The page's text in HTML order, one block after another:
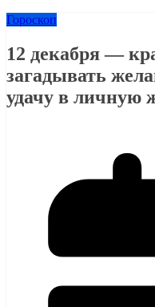
Гороскоп
12 декабря —
загадывать
удачу в личную